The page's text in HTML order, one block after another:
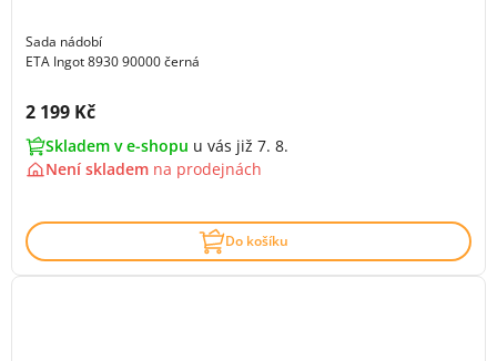
Sada nádobí
ETA Ingot 8930 90000 černá
Cena s DPH:
2 199 Kč
Skladem v e-shopu u vás již 7. 8.
Není skladem na prodejnách
Do košíku